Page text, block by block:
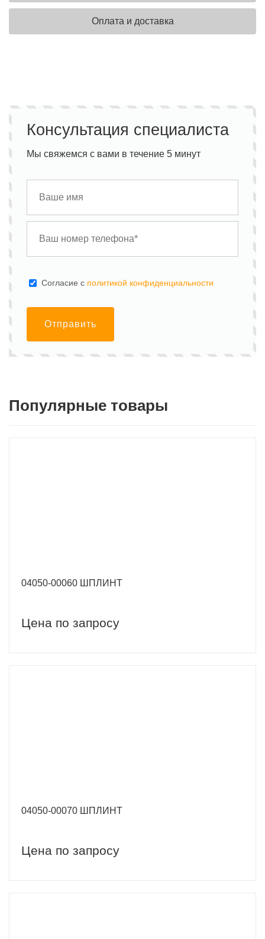
Оплата и доставка
Консультация специалиста
Мы свяжемся с вами в течение 5 минут
Cогласие с политикой конфиденциальности
Отправить
Популярные товары
04050-00060 ШПЛИНТ
Цена по запросу
04050-00070 ШПЛИНТ
Цена по запросу